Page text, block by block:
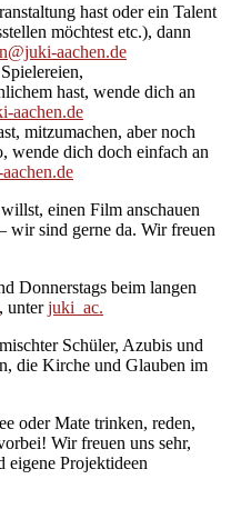
hast oder ein Talent
möchtest etc.), dann
aachen.de
hast, wende dich an
aachen.de
mitzumachen, aber noch
wende dich doch einfach an
einen Film anschauen
wir sind gerne da. Wir freuen
Donnerstags beim langen
, unterjuki_ac.
Schüler, Azubis und
die Kirche und Glauben im
oder Mate trinken, reden,
Wir freuen uns sehr,
eigene Projektideen